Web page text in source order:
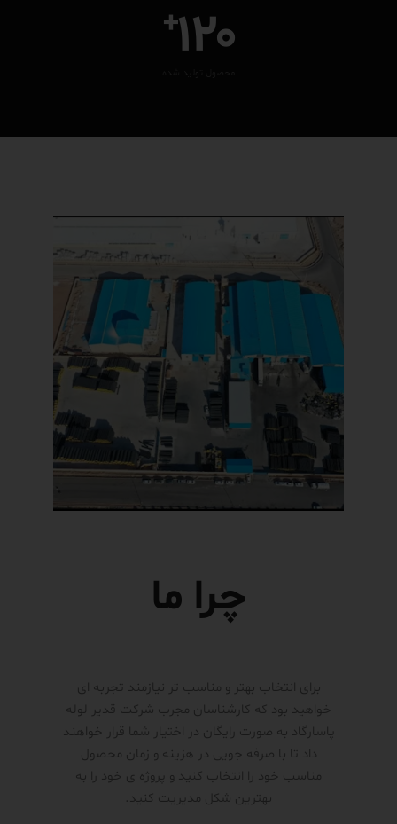
120
+
محصول تولید شده
چرا ما
برای انتخاب بهتر و مناسب تر نیازمند تجربه ای
خواهید بود که کارشناسان مجرب شرکت قدیر لوله
پاسارگاد به صورت رایگان در اختیار شما قرار خواهند
داد تا با صرفه جویی در هزینه و زمان محصول
مناسب خود را انتخاب کنید و پروژه ی خود را به
بهترین شکل مدیریت کنید.